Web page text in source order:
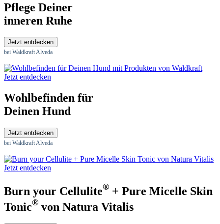
Pflege Deiner
inneren Ruhe
Jetzt entdecken
bei Waldkraft Alveda
Jetzt entdecken
Wohlbefinden für
Deinen Hund
Jetzt entdecken
bei Waldkraft Alveda
Jetzt entdecken
Burn your Cellulite® + Pure Micelle Skin
Tonic® von Natura Vitalis